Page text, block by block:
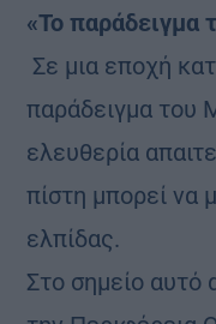
«Το παράδειγμα
Σε μια εποχή
παράδειγμα του
ελευθερία
πίστη μπορεί να
ελπίδας.
Στο σημείο αυτό